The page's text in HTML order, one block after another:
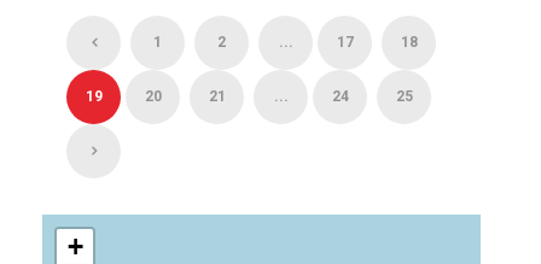
1 2 ... 17 18
19 20 21 ... 24 25
+